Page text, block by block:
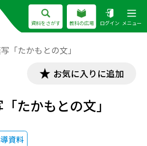
資料をさがす 教科の広場 ログイン メニュー
「たかもとの文」
お気に入りに追加
たかもとの文」
資料